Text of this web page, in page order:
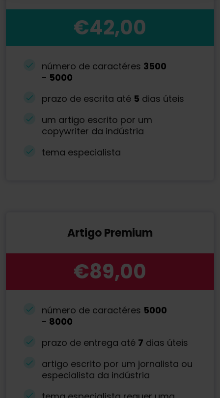
€42,00
número de caractéres 3500
- 5000
prazo de escrita até 5 dias úteis
um artigo escrito por um
copywriter da indústria
tema especialista
Artigo Premium
€89,00
número de caractéres 5000
- 8000
prazo de entrega até 7 dias úteis
artigo escrito por um jornalista ou
especialista da indústria